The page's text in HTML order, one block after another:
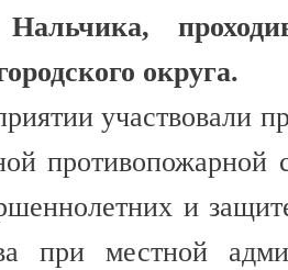
округа.
участвовали
и
при местной